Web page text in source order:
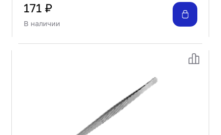
171 ₽
В наличии